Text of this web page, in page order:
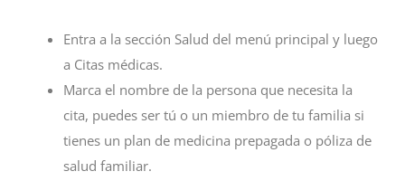
Entra a la sección Salud del menú principal y luego
a Citas médicas.
Marca el nombre de la persona que necesita la
cita, puedes ser tú o un miembro de tu familia si
tienes un plan de medicina prepagada o póliza de
salud familiar.